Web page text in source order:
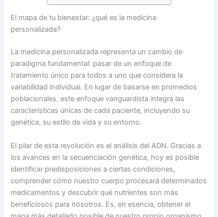
El mapa de tu bienestar: ¿qué es la medicina
personalizada?
La medicina personalizada representa un cambio de
paradigma fundamental: pasar de un enfoque de
tratamiento único para todos a uno que considera la
variabilidad individual. En lugar de basarse en promedios
poblacionales, este enfoque vanguardista integra las
características únicas de cada paciente, incluyendo su
genética, su estilo de vida y su entorno.
El pilar de esta revolución es el análisis del ADN. Gracias a
los avances en la secuenciación genética, hoy es posible
identificar predisposiciones a ciertas condiciones,
comprender cómo nuestro cuerpo procesará determinados
medicamentos y descubrir qué nutrientes son más
beneficiosos para nosotros. Es, en esencia, obtener el